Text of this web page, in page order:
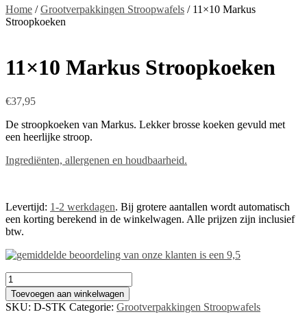
Home /Grootverpakkingen Stroopwafels / 11×10 Markus
Stroopkoeken
11×10 Markus Stroopkoeken
€37,95
De stroopkoeken van Markus. Lekker brosse koeken gevuld met
een heerlijke stroop.
Ingrediënten, allergenen en houdbaarheid.
Levertijd: 1-2 werkdagen. Bij grotere aantallen wordt automatisch
een korting berekend in de winkelwagen. Alle prijzen zijn inclusief
btw.
11x10
Markus
Stroopkoeken
aantal
Toevoegen aan winkelwagen
SKU: D-STK Categorie: Grootverpakkingen Stroopwafels